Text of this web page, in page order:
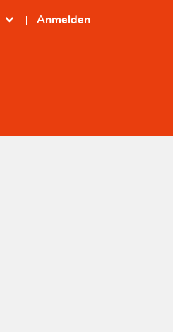
Anmelden
expand_more